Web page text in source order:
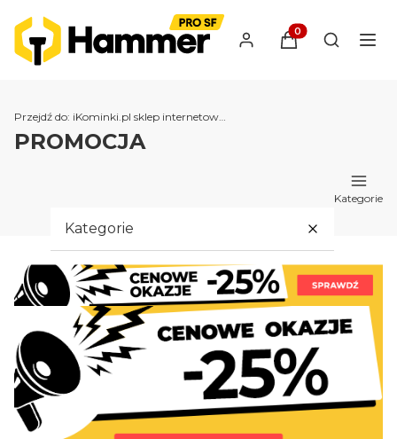
Produkty w
Otwórz
Przejdź do: iKominki.pl sklep internetowy - kominki, wkłady i kratki kominkowe
PROMOCJA
Kategorie
Kategorie
Kominki
Piece na pellet
KRATKI PRO
PROMOCJA